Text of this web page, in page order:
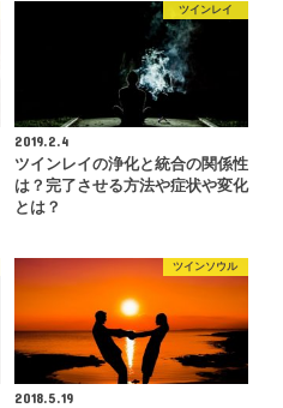
ツインレイ
2019.2.4
ツインレイの浄化と統合の関係性
は？完了させる方法や症状や変化
とは？
ツインソウル
2018.5.19